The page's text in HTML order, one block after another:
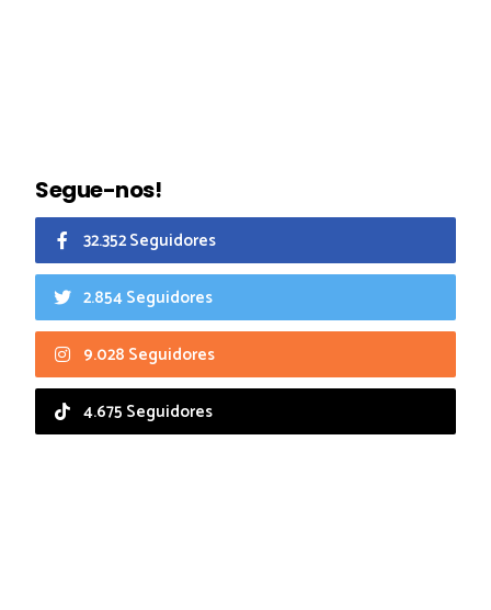
Segue-nos!
32.352 Seguidores
2.854 Seguidores
9.028 Seguidores
4.675 Seguidores